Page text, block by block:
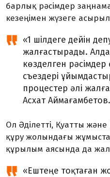
барлық рәсімдер
кезеңімен жүзеге
«1 шілдеге дейін
жалғастырады.
көзделген
съездері
процестер әлі
Асхат Аймағамбетов.
Ол Әділетті, Қуатты
құру жолындағы
құрылым аясында да
«Ештеңе тоқтаған